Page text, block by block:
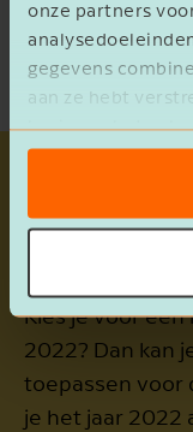
onze partners
gegevens
aan ze hebt
basis van het
Tip!Denk goed
namelijk maar
Kies je voor
2022? Dan kan
toepassen voor
je het jaar 2022